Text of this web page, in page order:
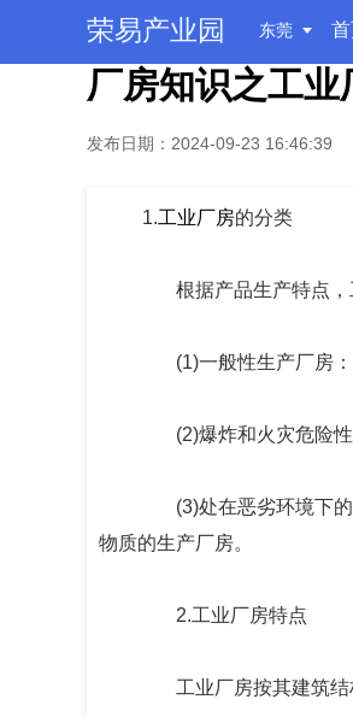
荣易产业园 东莞
您的位置： 首页>新闻快讯>厂房知
厂房知识之工
发布日期：2024-09-23 16:46:39
1.工业厂房的分类
根据产品生产特点，
(1)一般性生产厂房：
(2)爆炸和火灾危险性
(3)处在恶劣环境下的
物质的生产厂房。
2.工业厂房特点
工业厂房按其建筑结